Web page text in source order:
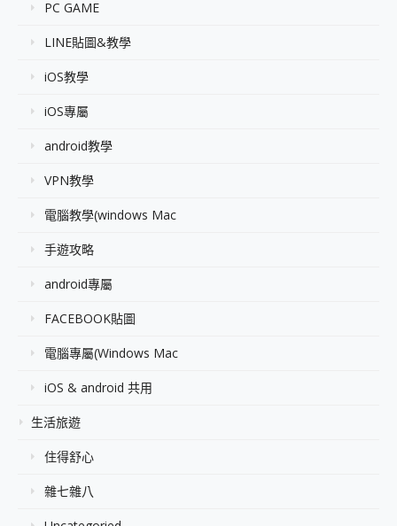
PC GAME
LINE貼圖&教學
iOS教學
iOS專屬
android教學
VPN教學
電腦教學(windows Mac
手遊攻略
android專屬
FACEBOOK貼圖
電腦專屬(Windows Mac
iOS & android 共用
生活旅遊
住得舒心
雜七雜八